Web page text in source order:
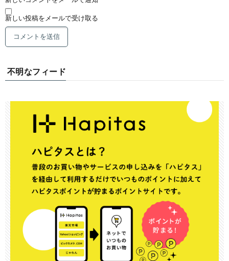
新しい投稿をメールで受け取る
不明なフィード